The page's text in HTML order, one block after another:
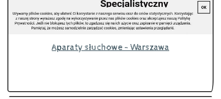
Aparaty słuchowe - Warszawa